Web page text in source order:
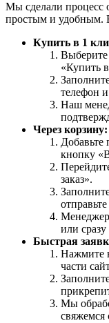
Мы сделали процесс
простым и удобным.
Купить в 1
«Купить
телефон
Наш
Через корзину:
Добавьте
кнопку
заказ».
отправьте
Менеджер
или сразу
Быстрая
Нажмите
части
Мы
свяжемся